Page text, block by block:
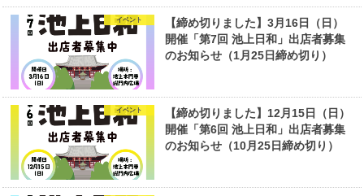
イベント
【締め切りました】3月16日（日）
開催「第7回 池上日和」出店者募集
のお知らせ（1月25日締め切り）
イベント
【締め切りました】12月15日（日）
開催「第6回 池上日和」出店者募集
のお知らせ（10月25日締め切り）